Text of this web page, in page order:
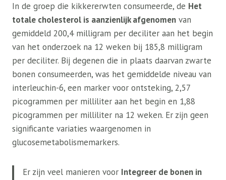
In de groep die kikkererwten consumeerde, de Het
totale cholesterol is aanzienlijk afgenomen van
gemiddeld 200,4 milligram per deciliter aan het begin
van het onderzoek na 12 weken bij 185,8 milligram
per deciliter. Bij degenen die in plaats daarvan zwarte
bonen consumeerden, was het gemiddelde niveau van
interleuchin-6, een marker voor ontsteking, 2,57
picogrammen per milliliter aan het begin en 1,88
picogrammen per milliliter na 12 weken. Er zijn geen
significante variaties waargenomen in
glucosemetabolismemarkers.
Er zijn veel manieren voor Integreer de bonen in